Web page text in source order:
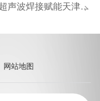
赋能天津汽车与电子产业
网站地图